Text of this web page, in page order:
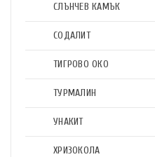
СЛЪНЧЕВ КАМЪК
СОДАЛИТ
ТИГРОВО ОКО
ТУРМАЛИН
УНАКИТ
ХРИЗОКОЛА